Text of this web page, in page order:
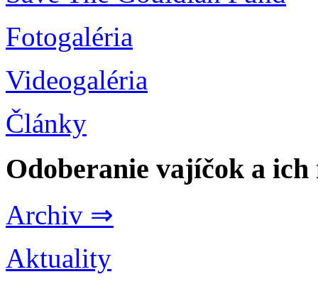
Fotogaléria
Videogaléria
Články
Odoberanie vajíčok a
Archiv ⇒
Aktuality